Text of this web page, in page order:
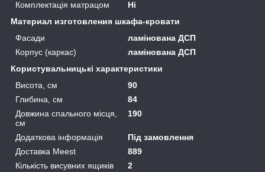
Комплектація матрацом
Ні
Материал изготовления шкафа-кровати
Фасади
ламінована ДСП
Корпус (каркас)
ламінована ДСП
Користувальницькі характеристики
Висота, см
90
Глибина, см
84
Довжина спального місця,
см
190
Додаткова інформація
Під замовлення
Доставка Meest
889
Кількість висувних ящиків
2